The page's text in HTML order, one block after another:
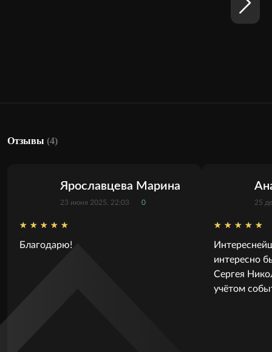
Отзывы (4)
Ярославцева Марина
23 июня 2025, 22:03 0
Благодарю!
25
интересно
Сергея
учётом